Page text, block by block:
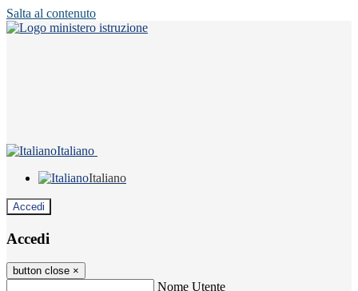
Salta al contenuto
Italiano
Italiano
Accedi
Accedi
button close ×
Nome Utente